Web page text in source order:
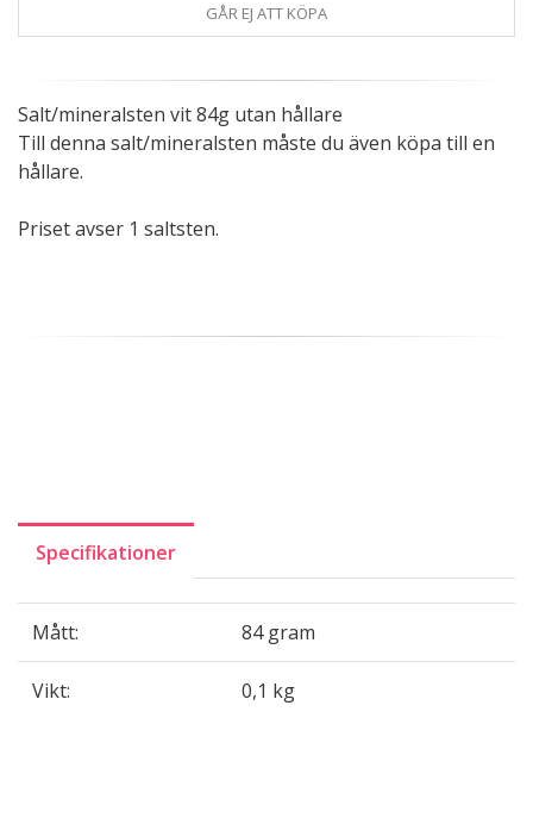
GÅR EJ ATT KÖPA
Salt/mineralsten vit 84g utan hållare
Till denna salt/mineralsten måste du även köpa till en
hållare.
Priset avser 1 saltsten.
Specifikationer
Mått: 84 gram
Vikt: 0,1 kg